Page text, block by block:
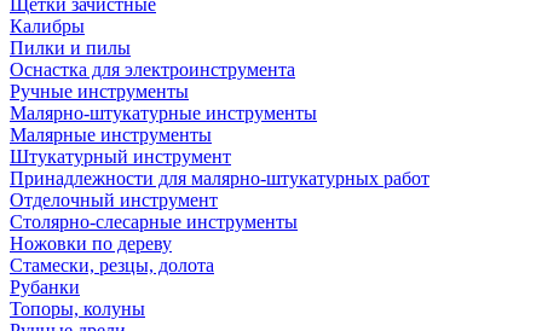
Щетки зачистные
Калибры
Пилки и пилы
Оснастка для электроинструмента
Ручные инструменты
Малярно-штукатурные инструменты
Малярные инструменты
Штукатурный инструмент
Принадлежности для малярно-штукатурных работ
Отделочный инструмент
Столярно-слесарные инструменты
Ножовки по дереву
Стамески, резцы, долота
Рубанки
Топоры, колуны